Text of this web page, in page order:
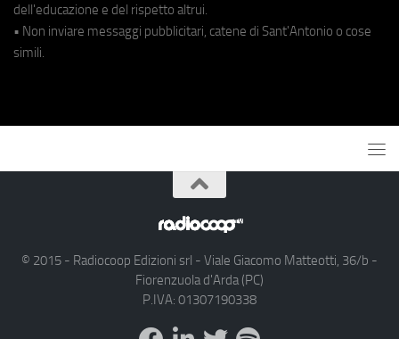
dell'educazione e del rispetto altrui.
• Non inviare messaggi pubblicitari, catene di Sant'Antonio o cose
simili.
© 2015 - Radiocoop Edizioni srl - Viale Giacomo Matteotti, 36/b -
Fiorenzuola d'Arda (PC)
P.IVA: 01307190338